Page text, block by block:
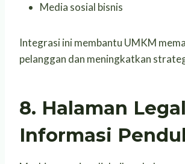
Media sosial bisnis
Integrasi ini membantu UMKM
pelanggan dan meningkatkan
8. Halaman
Informasi